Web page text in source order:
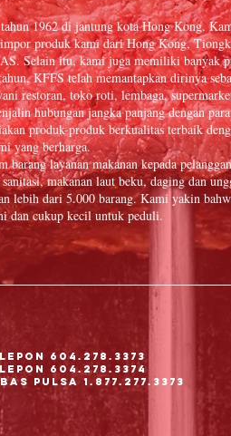
1962 di jantung kota Hong Kong.
produk kami dari Hong Kong,
Selain itu, kami juga memiliki banyak
KFFS telah memantapkan dirinya
restoran, toko roti, lembaga,
hubungan jangka panjang dengan
produk-produk berkualitas terbaik
yang berharga.
barang layanan makanan kepada
makanan laut beku, daging dan
lebih dari 5.000 barang. Kami yakin
dan cukup kecil untuk peduli.
604.278.3373
604.278.3374
Pulsa 1.877.277.3373